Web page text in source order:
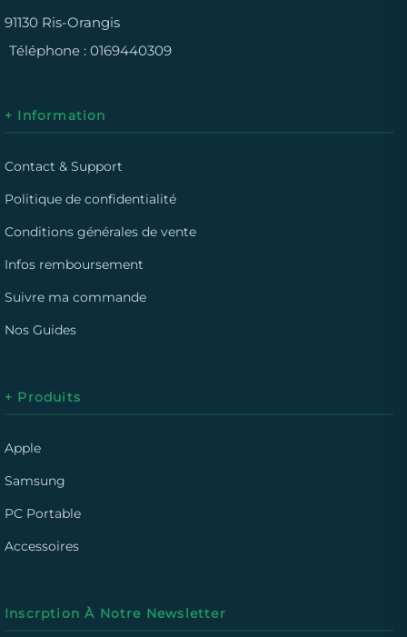
91130 Ris-Orangis
Téléphone : 0169440309
+ Information
Contact & Support
Politique de confidentialité
Conditions générales de vente
Infos remboursement
Suivre ma commande
Nos Guides
+ Produits
Apple
Samsung
PC Portable
Accessoires
Inscrption À Notre Newsletter